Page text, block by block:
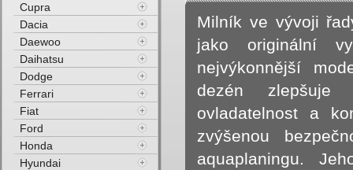
Milník ve vývoji
jako originální
nejvýkonnější
dezén
ovladatelnost a
zvýšenou
aquaplaningu.
Cupra
Dacia
Daewoo
Daihatsu
Dodge
Ferrari
Fiat
Ford
Honda
Hyundai